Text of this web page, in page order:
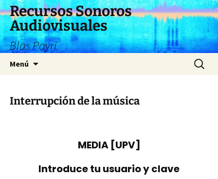
Saltar
al
contenido
Recursos Sonoros
Audiovisuales
Blas Payri
Menú Buscar:
Interrupción de la música